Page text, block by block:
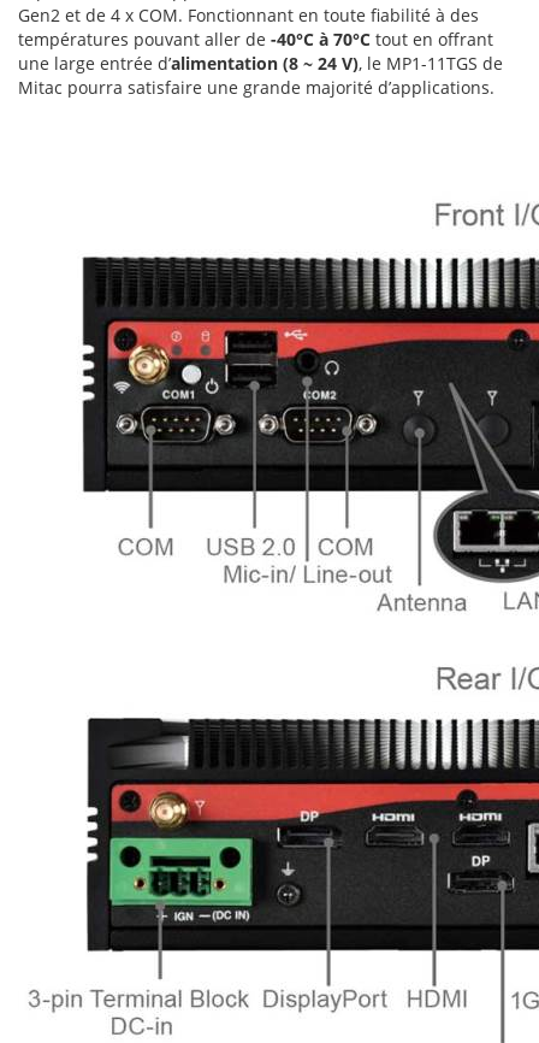
Gen2 et de 4 x COM. Fonctionnant en toute fiabilité à des
températures pouvant aller de -40°C à 70°C tout en offrant
une large entrée d’alimentation (8 ~ 24 V), le MP1-11TGS de
Mitac pourra satisfaire une grande majorité d’applications.